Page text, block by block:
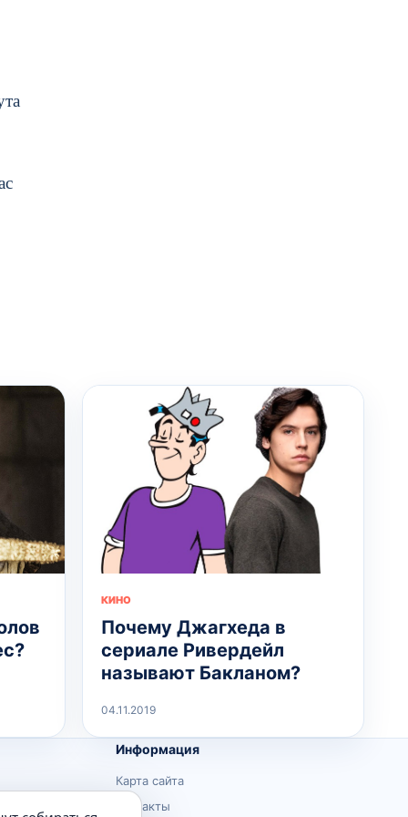
КИНО
Почему Джагхеда в
сериале Ривердейл
называют Бакланом?
04.11.2019
Информация
Карта сайта
Контакты